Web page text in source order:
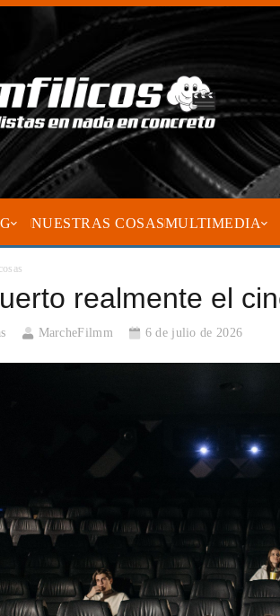
NUESTRAS COSASMULTIMEDIA
realmente el
MarcheFilmm 6 de julio de 2026